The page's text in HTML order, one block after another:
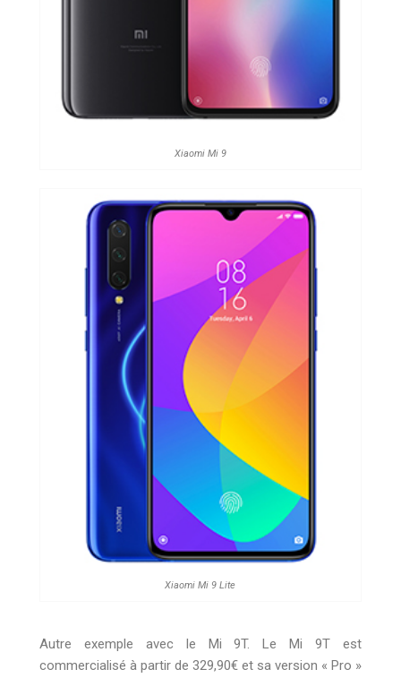
Xiaomi Mi 9
Xiaomi Mi 9 Lite
Autre exemple avec le Mi 9T. Le Mi 9T est
commercialisé à partir de 329,90€ et sa version « Pro »